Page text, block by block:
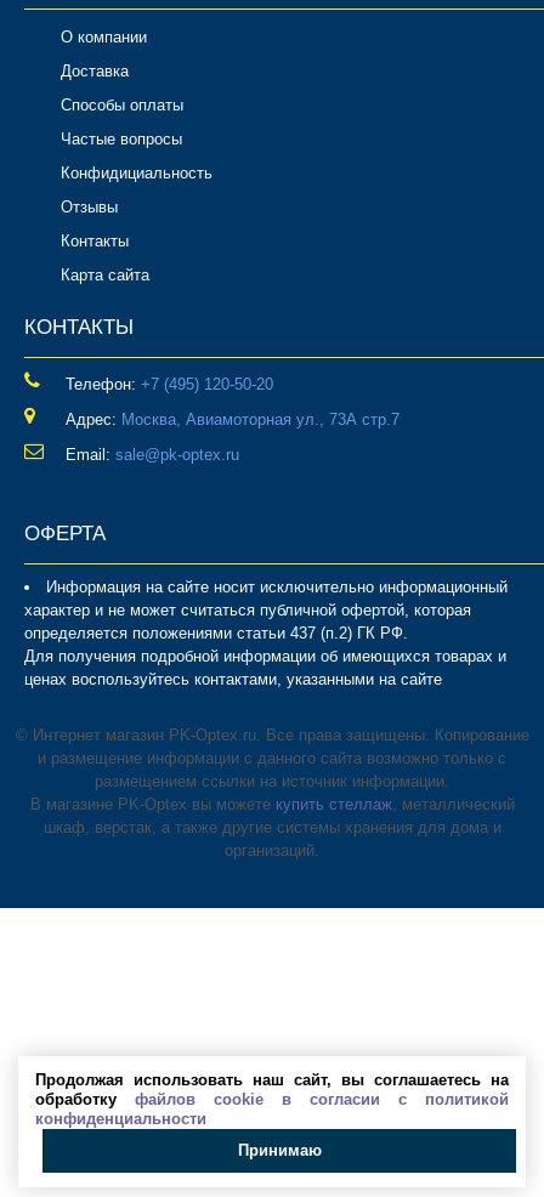
О компании
Доставка
Способы оплаты
Частые вопросы
Конфидициальность
Отзывы
Контакты
Карта сайта
КОНТАКТЫ
Телефон: ‎+7 (495) 120-50-20
Адрес: Москва, Авиамоторная ул., 73А стр.7
Email: sale@pk-optex.ru
ОФЕРТА
Информация на сайте носит исключительно информационный
характер и не может считаться публичной офертой, которая
определяется положениями статьи 437 (п.2) ГК РФ.
Для получения подробной информации об имеющихся товарах и
ценах воспользуйтесь контактами, указанными на сайте
© Интернет магазин PK-Optex.ru. Все права защищены. Копирование
и размещение информации с данного сайта возможно только с
размещением ссылки на источник информации.
В магазине PK-Optex вы можете купить стеллаж, металлический
шкаф, верстак, а также другие системы хранения для дома и
организаций.
Продолжая использовать наш сайт, вы соглашаетесь на
обработку файлов cookie в согласии с политикой
конфиденциальности
Принимаю